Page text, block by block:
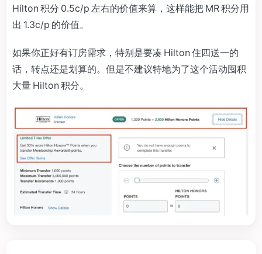
Hilton 积分 0.5c/p 左右的价值来算，这样能把 MR 积分用
出 1.3c/p 的价值。
如果你正好有订房需求，特别是要凑 Hilton 住四送一的
话，转点还是划算的。但是不建议特地为了这个活动囤积
大量 Hilton 积分。